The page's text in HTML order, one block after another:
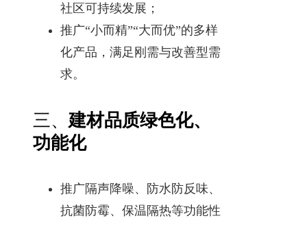
社区可持续发展；
推广“小而精”“大而优”的多样
化产品，满足刚需与改善型需
求。
三、 建材品质绿色化、
功能化
推广隔声降噪、防水防反味、
抗菌防霉、保温隔热等功能性